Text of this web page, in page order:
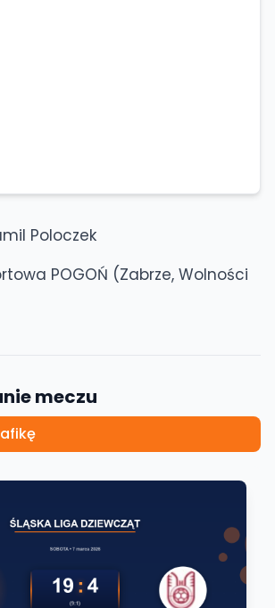
Poloczek
POGOŃ (Zabrze, Wolności
meczu